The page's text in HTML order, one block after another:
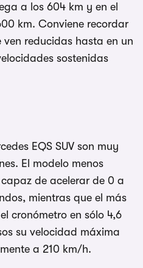
a los 604 km y en el
km. Conviene recordar
reducidas hasta en un
sostenidas
EQS SUV son muy
El modelo menos
de acelerar de 0 a
mientras que el más
cronómetro en sólo 4,6
su velocidad máxima
a 210 km/h.